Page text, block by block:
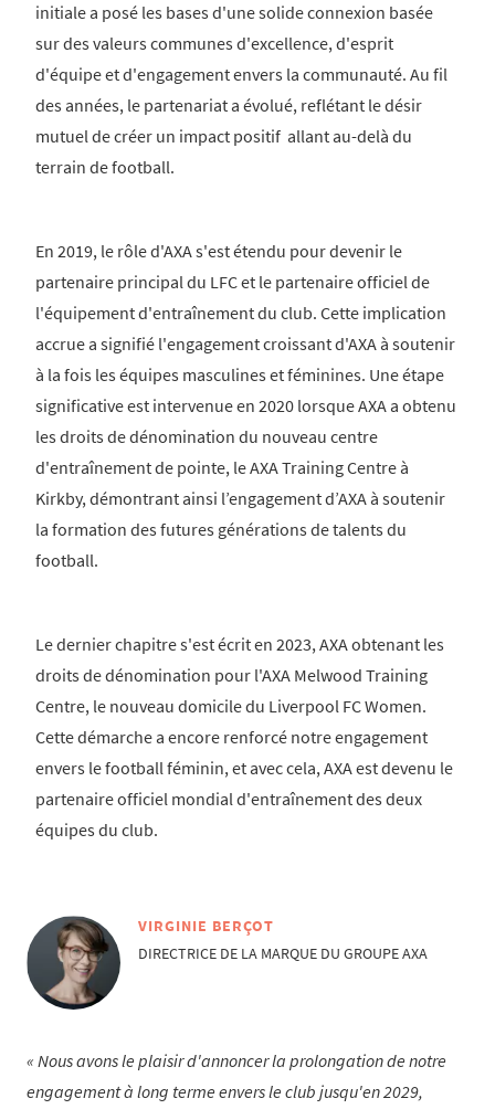
initiale a posé les bases d'une solide connexion basée
sur des valeurs communes d'excellence, d'esprit
d'équipe et d'engagement envers la communauté. Au fil
des années, le partenariat a évolué, reflétant le désir
mutuel de créer un impact positif allant au-delà du
terrain de football.
En 2019, le rôle d'AXA s'est étendu pour devenir le
partenaire principal du LFC et le partenaire officiel de
l'équipement d'entraînement du club. Cette implication
accrue a signifié l'engagement croissant d'AXA à soutenir
à la fois les équipes masculines et féminines. Une étape
significative est intervenue en 2020 lorsque AXA a obtenu
les droits de dénomination du nouveau centre
d'entraînement de pointe, le AXA Training Centre à
Kirkby, démontrant ainsi l’engagement d’AXA à soutenir
la formation des futures générations de talents du
football.
Le dernier chapitre s'est écrit en 2023, AXA obtenant les
droits de dénomination pour l'AXA Melwood Training
Centre, le nouveau domicile du Liverpool FC Women.
Cette démarche a encore renforcé notre engagement
envers le football féminin, et avec cela, AXA est devenu le
partenaire officiel mondial d'entraînement des deux
équipes du club.
VIRGINIE BERÇOT
DIRECTRICE DE LA MARQUE DU GROUPE AXA
Nous avons le plaisir d'annoncer la prolongation de notre
engagement à long terme envers le club jusqu'en 2029,